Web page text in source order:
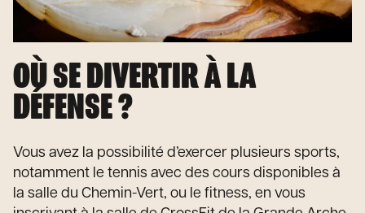
OÙ SE DIVERTIR À LA
DÉFENSE ?
Vous avez la possibilité d’exercer plusieurs sports,
notamment le tennis avec des cours disponibles à
la salle du Chemin-Vert, ou le fitness, en vous